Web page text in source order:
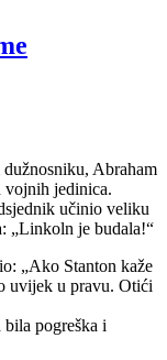
Abraham
vojnih jedinica.
učinio veliku
„Linkoln je budala!“
„Ako Stanton kaže
uvijek u pravu. Otići
pogreška i